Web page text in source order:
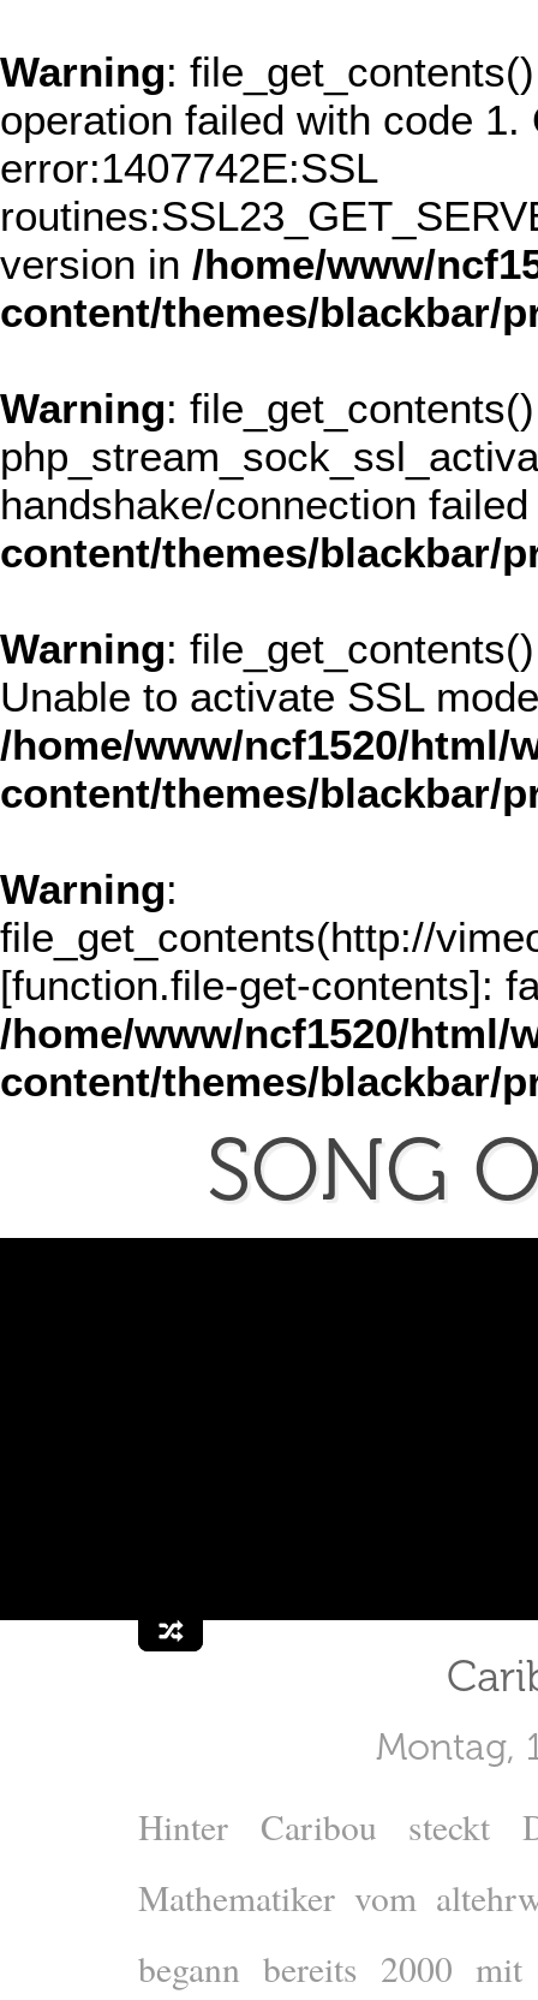
Warning:
operation failed with code
error:1407742E:SSL
version in /home/www/
content/themes/blackbar/
Warning:
handshake/connection
content/themes/blackbar/
Warning:
Unable to activate SSL
/home/www/ncf1520/html/
content/themes/blackbar/
Warning:
file_get_contents(http://
[function.file-get-contents]:
/home/www/ncf1520/html/
content/themes/blackbar/
SONG
Montag,
Hinter Caribou steckt
Mathematiker vom
begann bereits 2000